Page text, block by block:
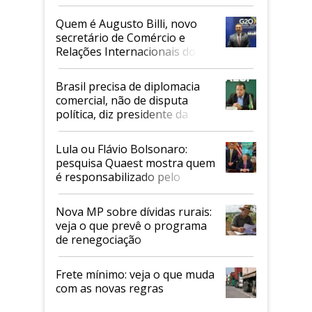
Quem é Augusto Billi, novo
secretário de Comércio e
Relações Internacionais do
Mapa
Brasil precisa de diplomacia
comercial, não de disputa
política, diz presidente da
Faesp
Lula ou Flávio Bolsonaro:
pesquisa Quaest mostra quem
é responsabilizado pelo
tarifaço dos EUA
Nova MP sobre dívidas rurais:
veja o que prevê o programa
de renegociação
Frete mínimo: veja o que muda
com as novas regras